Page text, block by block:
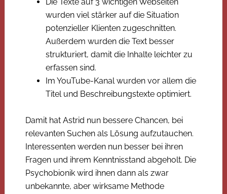
wurden viel stärker auf die Situation
potenzieller Klienten zugeschnitten.
Außerdem wurden die Text besser
strukturiert, damit die Inhalte leichter zu
erfassen sind.
Im YouTube-Kanal wurden vor allem die
Titel und Beschreibungstexte optimiert.
Damit hat Astrid nun bessere Chancen, bei
relevanten Suchen als Lösung aufzutauchen.
Interessenten werden nun besser bei ihren
Fragen und ihrem Kenntnisstand abgeholt. Die
Psychobionik wird ihnen dann als zwar
unbekannte, aber wirksame Methode